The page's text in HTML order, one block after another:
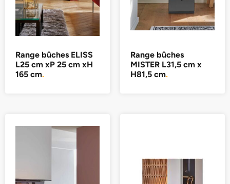
Range bûches ELISS
L25 cm xP 25 cm xH
165 cm.
Range bûches
MISTER L31,5 cm x
H81,5 cm.